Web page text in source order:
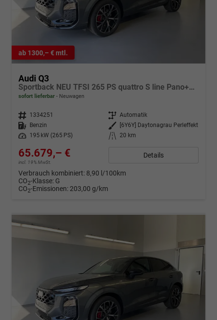
ab 1300,– € mtl.
Audi Q3
Sportback NEU TFSI 265 PS quattro S line Pano+TechPro+Matrix+AHK+HUD+Alu20+KlimaPlus+DCC+SONOS
sofort lieferbar Neuwagen
Fahrzeugnr. 1334251 Getriebe Automatik
Kraftstoff
Benzin Außenfarbe
[6Y6Y] Daytonagrau Perleffekt
Leistung
195 kW (265 PS) Kilometerstand 20 km
65.679,– €
incl. 19% MwSt.
Details
Verbrauch kombiniert: 8,90 l/100km
CO2-Klasse: G
CO2-Emissionen: 203,00 g/km